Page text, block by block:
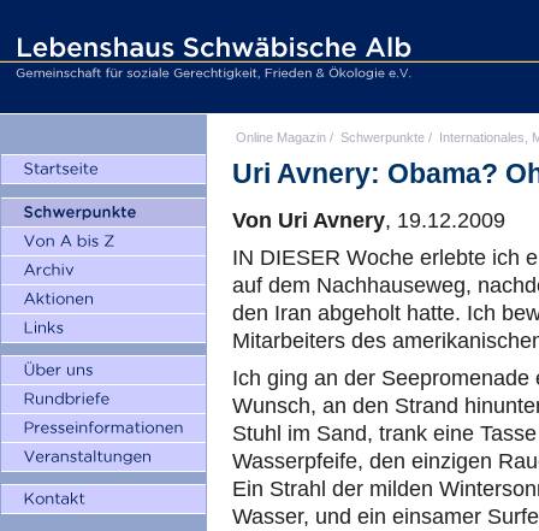
Online Magazin / Schwerpunkte / Internationales,
Uri Avnery: Obama?
Von Uri Avnery, 19.12.2009
IN DIESER Woche erlebte ich
auf dem Nachhauseweg,
den Iran abgeholt hatte. Ich
Mitarbeiters des
Ich ging an der
Wunsch, an den Strand
Stuhl im Sand, trank eine
Wasserpfeife, den einzigen
Ein Strahl der milden
Wasser, und ein einsamer